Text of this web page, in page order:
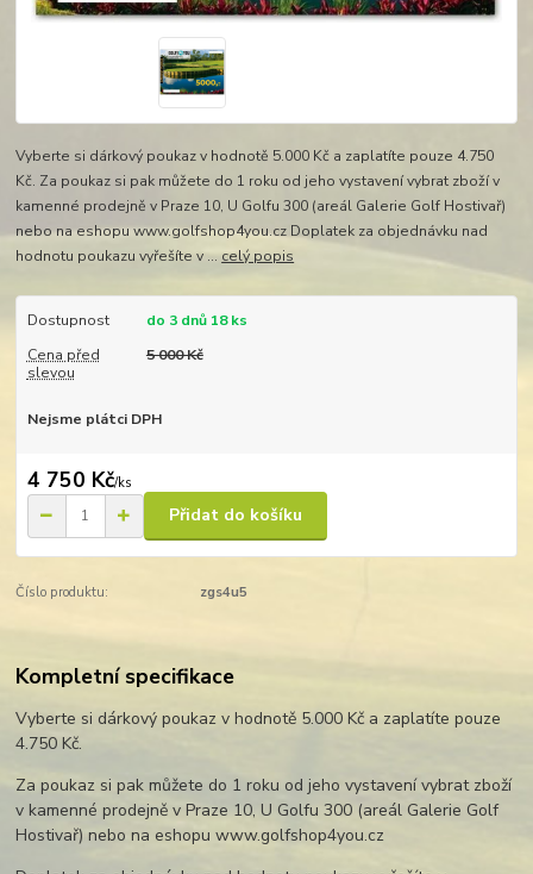
Vyberte si dárkový poukaz v hodnotě 5.000 Kč a zaplatíte pouze 4.750
Kč. Za poukaz si pak můžete do 1 roku od jeho vystavení vybrat zboží v
kamenné prodejně v Praze 10, U Golfu 300 (areál Galerie Golf Hostivař)
nebo na eshopu www.golfshop4you.cz Doplatek za objednávku nad
hodnotu poukazu vyřešíte v ...celý popis
Dostupnost
do 3 dnů 18 ks
Cena před
slevou
5 000 Kč
Nejsme plátci DPH
4 750 Kč/ks
Přidat do košíku
Číslo produktu: zgs4u5
Kompletní specifikace
Vyberte si dárkový poukaz v hodnotě 5.000 Kč a zaplatíte pouze
4.750 Kč.
Za poukaz si pak můžete do 1 roku od jeho vystavení vybrat zboží
v kamenné prodejně v Praze 10, U Golfu 300 (areál Galerie Golf
Hostivař) nebo na eshopu www.golfshop4you.cz